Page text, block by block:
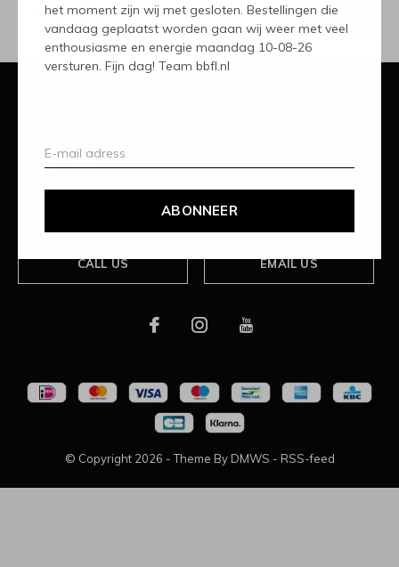
het moment zijn wij met gesloten. Bestellingen die
vandaag geplaatst worden gaan wij weer met veel
enthousiasme en energie maandag 10-08-26
versturen. Fijn dag! Team bbfl.nl
ABONNEER
ABONNEER
Categorieën
CALL US EMAIL US
© Copyright 2026 - Theme By DMWS - RSS-feed